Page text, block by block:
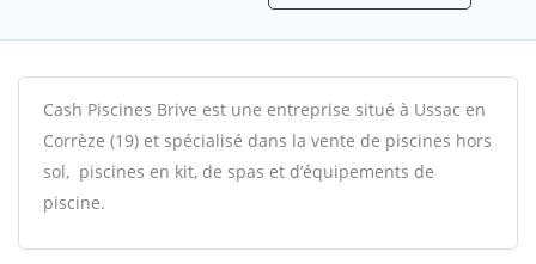
Cash Piscines Brive est une entreprise situé à Ussac en
Corrèze (19) et spécialisé dans la vente de piscines hors
sol, piscines en kit, de spas et d’équipements de
piscine.